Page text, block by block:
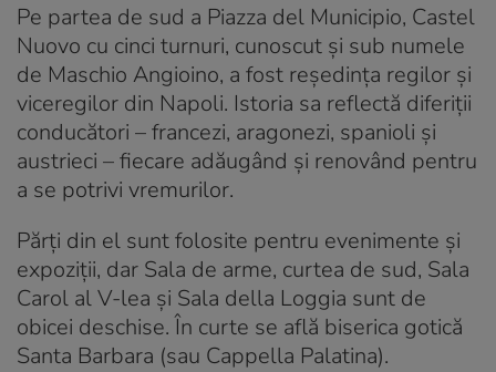
Pe partea de sud a Piazza del Municipio, Castel
Nuovo cu cinci turnuri, cunoscut și sub numele
de Maschio Angioino, a fost reședința regilor și
viceregilor din Napoli. Istoria sa reflectă diferiții
conducători – francezi, aragonezi, spanioli și
austrieci – fiecare adăugând și renovând pentru
a se potrivi vremurilor.
Părți din el sunt folosite pentru evenimente și
expoziții, dar Sala de arme, curtea de sud, Sala
Carol al V-lea și Sala della Loggia sunt de
obicei deschise. În curte se află biserica gotică
Santa Barbara (sau Cappella Palatina).